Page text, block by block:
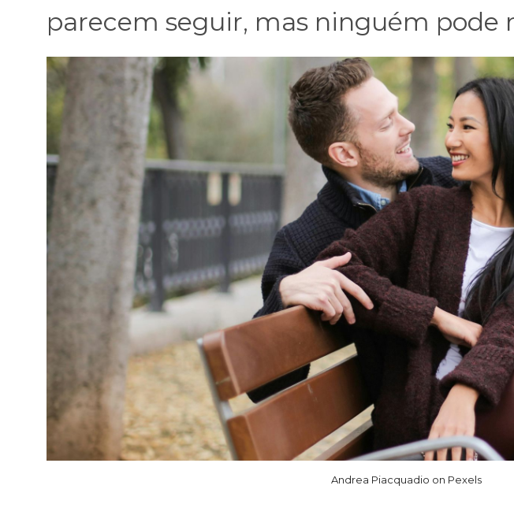
parecem seguir, mas ninguém pode
Andrea Piacquadio on Pexels